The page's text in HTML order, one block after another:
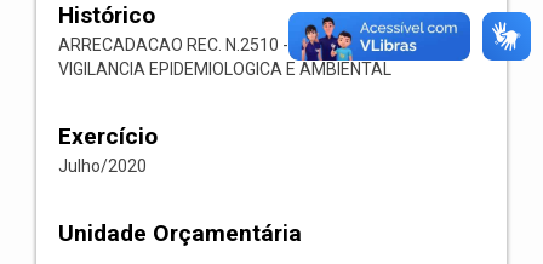
Histórico
ARRECADACAO REC. N.2510 -- 1718.03.1.1.06-
VIGILANCIA EPIDEMIOLOGICA E AMBIENTAL
Exercício
Julho/2020
Unidade Orçamentária